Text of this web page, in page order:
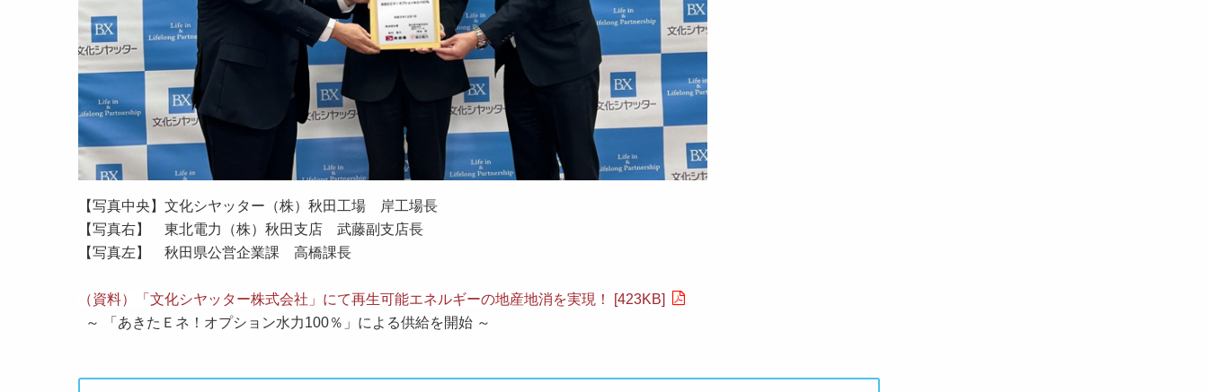
【写真中央】文化シヤッター（株）秋田工場 岸工場長
【写真右】 東北電力（株）秋田支店 武藤副支店長
【写真左】 秋田県公営企業課 高橋課長
（資料）「文化シヤッター株式会社」にて再生可能エネルギーの地産地消を実現！ [423KB]
～ 「あきたＥネ！オプション水力100％」による供給を開始 ～